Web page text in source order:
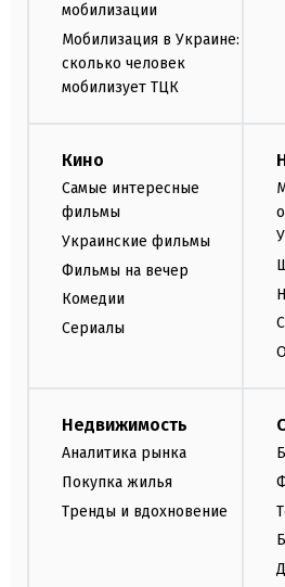
мобилизации
Мобилизация в Украине:
сколько человек
мобилизует ТЦК
Кино
Самые интересные
фильмы
Украинские фильмы
Фильмы на вечер
Комедии
Сериалы
Недвижимость
Аналитика рынка
Покупка жилья
Тренды и вдохновение